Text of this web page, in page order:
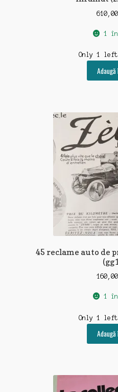
610,00
1
Only 1
45 reclame auto de
160,00
1
Only 1